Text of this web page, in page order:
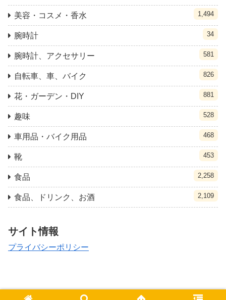
美容・コスメ・香水 1,494
腕時計 34
腕時計、アクセサリー 581
自転車、車、バイク 826
花・ガーデン・DIY 881
趣味 528
車用品・バイク用品 468
靴 453
食品 2,258
食品、ドリンク、お酒 2,109
サイト情報
プライバシーポリシー